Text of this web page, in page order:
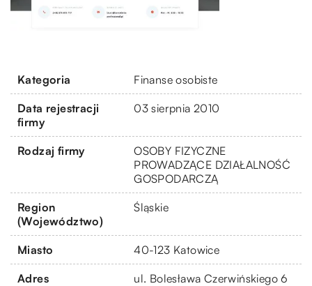
Kategoria Finanse osobiste
Data rejestracji
firmy
03 sierpnia 2010
Rodzaj firmy
OSOBY FIZYCZNE
PROWADZĄCE DZIAŁALNOŚĆ
GOSPODARCZĄ
Region
(Województwo)
Śląskie
Miasto 40-123 Katowice
Adres ul. Bolesława Czerwińskiego 6